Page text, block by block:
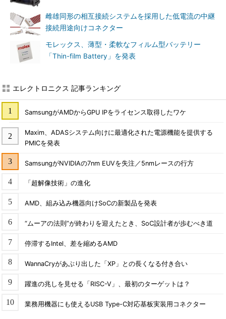
雌雄同形の相互接続システムを採用した低電流の中継
接続用途向けコネクター
モレックス、薄型・柔軟なフィルム型バッテリー
「Thin-film Battery」を発表
エレクトロニクス 記事ランキング
SamsungがAMDからGPU IPをライセンス取得したワケ
Maxim、ADASシステム向けに最適化された電源機能を提供する
PMICを発表
SamsungがNVIDIAの7nm EUVを失注／5nmレースの行方
「超解像技術」の進化
AMD、組み込み機器向けSoCの新製品を発表
“ムーアの法則”が終わりを迎えたとき、SoC設計者が歩むべき道
停滞するIntel、差を縮めるAMD
WannaCryがあぶり出した「XP」との長くなる付き合い
躍進の兆しを見せる「RISC-V」、最初のターゲットは？
業務用機器にも使えるUSB Type-C対応基板実装用コネクター